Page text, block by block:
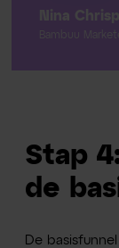
Nina
Bambuu
Stap
de
De